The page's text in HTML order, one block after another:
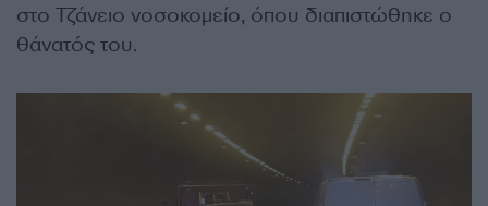
στο Τζάνειο νοσοκομείο, όπου διαπιστώθηκε ο
θάνατός του.